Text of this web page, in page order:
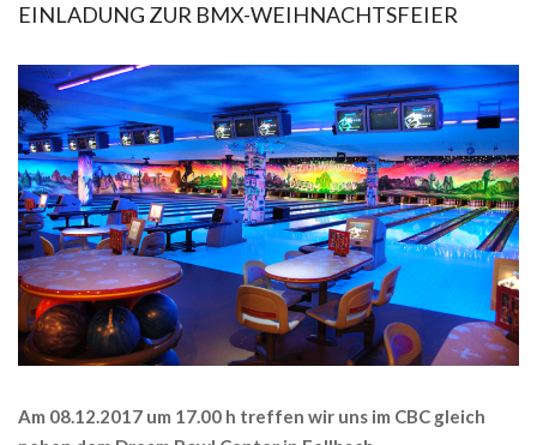
11-
EINLADUNG ZUR BMX-WEIHNACHTSFEIER
Am 08.12.2017 um 17.00 h treffen wir uns im CBC gleich